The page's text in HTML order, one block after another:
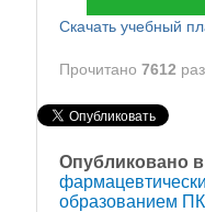
Cкачать учебный
Прочитано 7612 раз
Опубликовано в
образованием ПК